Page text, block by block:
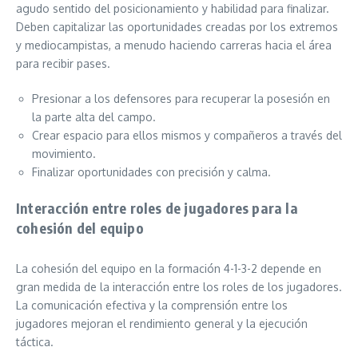
agudo sentido del posicionamiento y habilidad para finalizar.
Deben capitalizar las oportunidades creadas por los extremos
y mediocampistas, a menudo haciendo carreras hacia el área
para recibir pases.
Presionar a los defensores para recuperar la posesión en
la parte alta del campo.
Crear espacio para ellos mismos y compañeros a través del
movimiento.
Finalizar oportunidades con precisión y calma.
Interacción entre roles de jugadores para la
cohesión del equipo
La cohesión del equipo en la formación 4-1-3-2 depende en
gran medida de la interacción entre los roles de los jugadores.
La comunicación efectiva y la comprensión entre los
jugadores mejoran el rendimiento general y la ejecución
táctica.